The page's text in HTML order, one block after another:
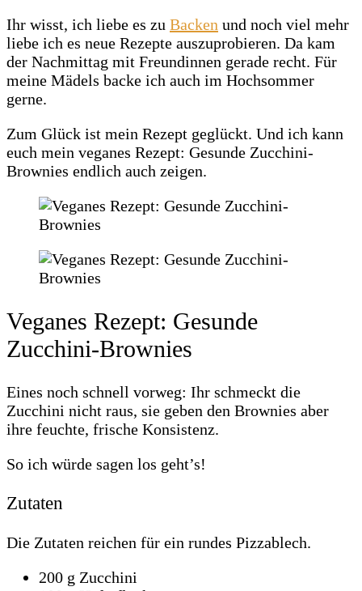
Ihr wisst, ich liebe es zu Backen und noch viel mehr
liebe ich es neue Rezepte auszuprobieren. Da kam
der Nachmittag mit Freundinnen gerade recht. Für
meine Mädels backe ich auch im Hochsommer
gerne.
Zum Glück ist mein Rezept geglückt. Und ich kann
euch mein veganes Rezept: Gesunde Zucchini-
Brownies endlich auch zeigen.
Veganes Rezept: Gesunde
Zucchini-Brownies
Eines noch schnell vorweg: Ihr schmeckt die
Zucchini nicht raus, sie geben den Brownies aber
ihre feuchte, frische Konsistenz.
So ich würde sagen los geht’s!
Zutaten
Die Zutaten reichen für ein rundes Pizzablech.
200 g Zucchini